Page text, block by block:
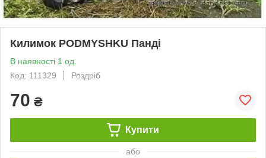
Килимок PODMYSHKU Панді
В наявності 1 од.
Код: 111329
Роздріб
70 ₴
Купити
або